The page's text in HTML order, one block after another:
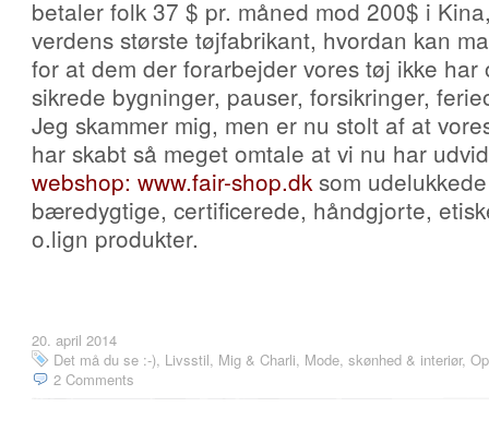
betaler folk 37 $ pr. måned mod 200$ i
verdens største tøjfabrikant, hvordan kan
for at dem der forarbejder vores tøj ikke
sikrede bygninger, pauser, forsikringer,
Jeg skammer mig, men er nu stolt af at
har skabt så meget omtale at vi nu har
webshop: www.fair-shop.dk som
bæredygtige, certificerede, håndgjorte,
o.lign produkter.
20. april 2014
Det må du se :-), Livsstil, Mig & Charli, Mode, skønhed & interiør,
2 Comments